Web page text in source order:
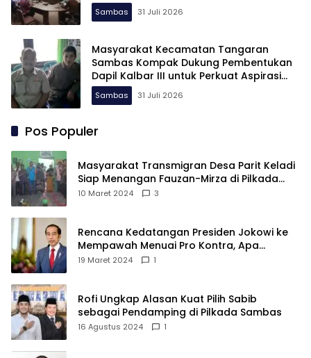
Sambas 31 Juli 2026
Masyarakat Kecamatan Tangaran
Sambas Kompak Dukung Pembentukan
Dapil Kalbar III untuk Perkuat Aspirasi
Perbatasan
Sambas 31 Juli 2026
Pos Populer
Masyarakat Transmigran Desa Parit Keladi
Siap Menangan Fauzan-Mirza di Pilkada
Kubu Raya
10 Maret 2024 3
Rencana Kedatangan Presiden Jokowi ke
Mempawah Menuai Pro Kontra, Apa
Sebabnya?
19 Maret 2024 1
Rofi Ungkap Alasan Kuat Pilih Sabib
sebagai Pendamping di Pilkada Sambas
16 Agustus 2024 1